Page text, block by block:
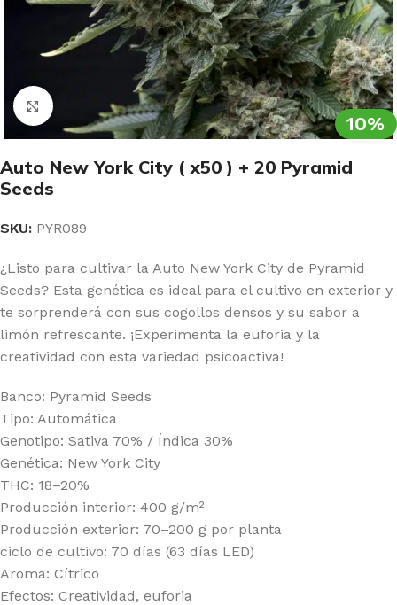
10%
Clic para ampliar
Auto New York City ( x50 ) + 20 Pyramid
Seeds
SKU: PYR089
¿Listo para cultivar la Auto New York City de Pyramid
Seeds? Esta genética es ideal para el cultivo en exterior y
te sorprenderá con sus cogollos densos y su sabor a
limón refrescante. ¡Experimenta la euforia y la
creatividad con esta variedad psicoactiva!
Banco: Pyramid Seeds
Tipo: Automática
Genotipo: Sativa 70% / Índica 30%
Genética: New York City
THC: 18–20%
Producción interior: 400 g/m²
Producción exterior: 70–200 g por planta
ciclo de cultivo: 70 días (63 días LED)
Aroma: Cítrico
Efectos: Creatividad, euforia